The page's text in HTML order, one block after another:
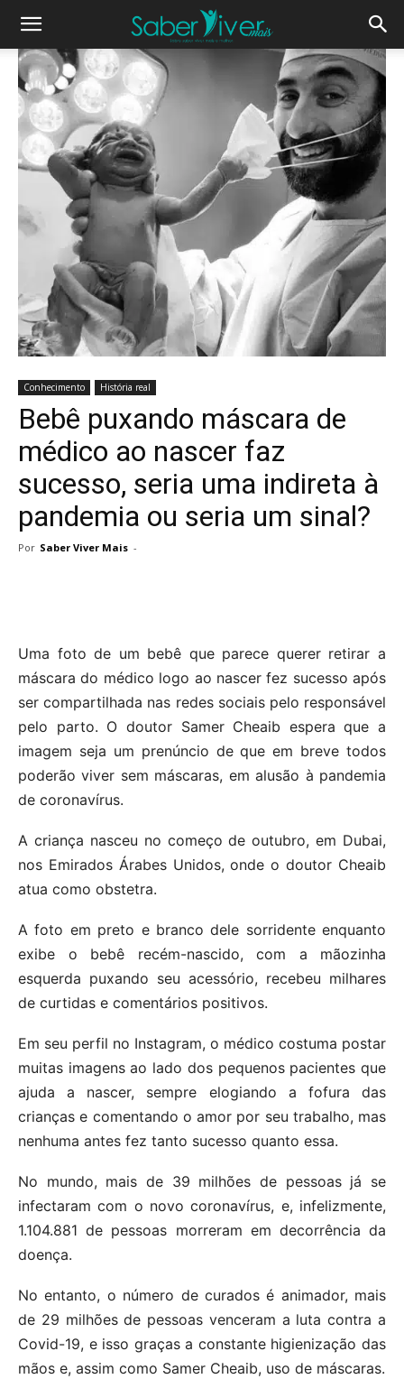
Conhecimento História real
Bebê puxando máscara de
médico ao nascer faz
sucesso, seria uma indireta à
pandemia ou seria um sinal?
Por Saber Viver Mais -
Uma foto de um bebê que parece querer retirar a
máscara do médico logo ao nascer fez sucesso após
ser compartilhada nas redes sociais pelo responsável
pelo parto. O doutor Samer Cheaib espera que a
imagem seja um prenúncio de que em breve todos
poderão viver sem máscaras, em alusão à pandemia
de coronavírus.
A criança nasceu no começo de outubro, em Dubai,
nos Emirados Árabes Unidos, onde o doutor Cheaib
atua como obstetra.
A foto em preto e branco dele sorridente enquanto
exibe o bebê recém-nascido, com a mãozinha
esquerda puxando seu acessório, recebeu milhares
de curtidas e comentários positivos.
Em seu perfil no Instagram, o médico costuma postar
muitas imagens ao lado dos pequenos pacientes que
ajuda a nascer, sempre elogiando a fofura das
crianças e comentando o amor por seu trabalho, mas
nenhuma antes fez tanto sucesso quanto essa.
No mundo, mais de 39 milhões de pessoas já se
infectaram com o novo coronavírus, e, infelizmente,
1.104.881 de pessoas morreram em decorrência da
doença.
No entanto, o número de curados é animador, mais
de 29 milhões de pessoas venceram a luta contra a
Covid-19, e isso graças a constante higienização das
mãos e, assim como Samer Cheaib, uso de máscaras.